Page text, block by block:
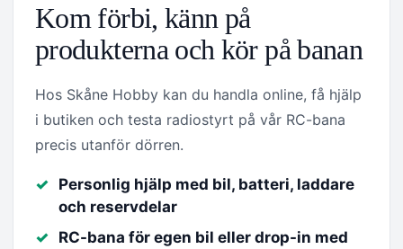
Kom förbi, känn på
produkterna och kör på banan
Hos Skåne Hobby kan du handla online, få hjälp
i butiken och testa radiostyrt på vår RC-bana
precis utanför dörren.
Personlig hjälp med bil, batteri, laddare
och reservdelar
RC-bana för egen bil eller drop-in med